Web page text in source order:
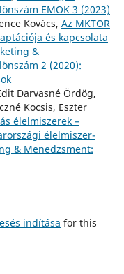
EMOK 3 (2023)
Kovács, Az MKTOR
és kapcsolata
&
2 (2020):
Darvasné Ördög,
Kocsis, Eszter
élelmiszerek –
élelmiszer-
& Menedzsment:
indítása for this